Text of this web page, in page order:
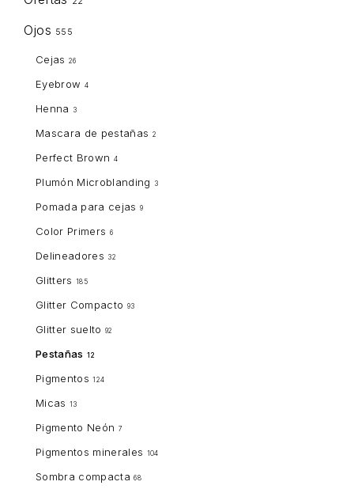
Ojos 555
Cejas 26
Eyebrow 4
Henna 3
Mascara de pestañas 2
Perfect Brown 4
Plumón Microblanding 3
Pomada para cejas 9
Color Primers 6
Delineadores 32
Glitters 185
Glitter Compacto 93
Glitter suelto 92
Pestañas 12
Pigmentos 124
Micas 13
Pigmento Neón 7
Pigmentos minerales 104
Sombra compacta 68